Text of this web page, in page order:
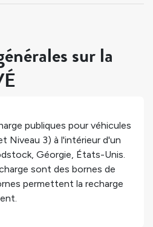
sur la
publiques pour véhicules
Niveau 3) à l'intérieur d'un
, Géorgie, États-Unis.
sont des bornes de
permettent la recharge